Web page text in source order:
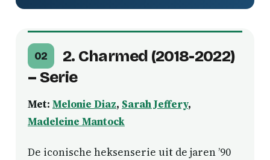
02
2. Charmed (2018-2022)
– Serie
Met: Melonie Diaz, Sarah Jeffery,
Madeleine Mantock
De iconische heksenserie uit de jaren ’90